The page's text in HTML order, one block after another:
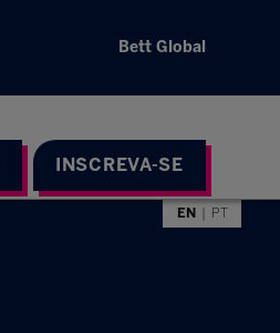
Bett Global
INSCREVA-SE
EN PT